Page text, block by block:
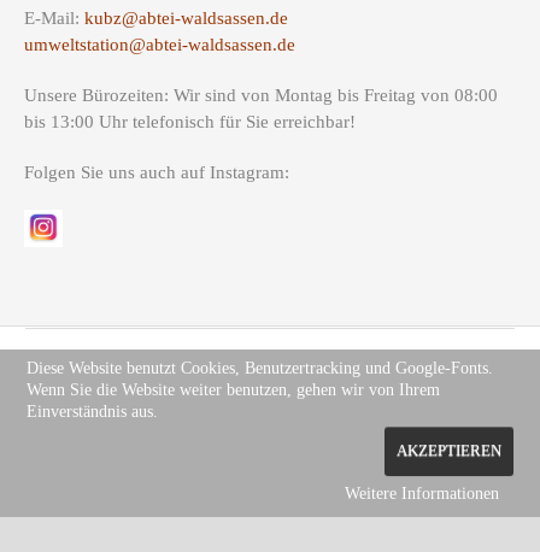
E-Mail: kubz@abtei-waldsassen.de
umweltstation@abtei-waldsassen.de
Unsere Bürozeiten: Wir sind von Montag bis Freitag von 08:00
bis 13:00 Uhr telefonisch für Sie erreichbar!
Folgen Sie uns auch auf Instagram:
Copyright (c) Site Name 2012. All rights reserved.Impressum
Diese Website benutzt Cookies, Benutzertracking und Google-Fonts.
Wenn Sie die Website weiter benutzen, gehen wir von Ihrem
Einverständnis aus.
AKZEPTIEREN
Weitere Informationen